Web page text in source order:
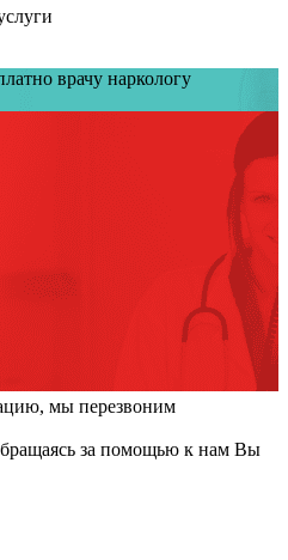
врачу наркологу
мы перезвоним
за помощью к нам Вы